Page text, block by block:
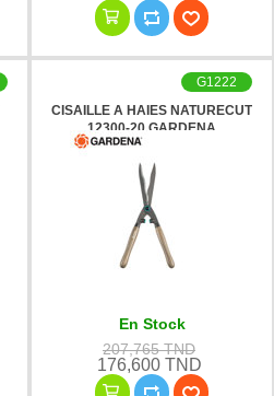
CISAILLE A HAIES NATURECUT
12300-20 GARDENA
G1222
En Stock
207,765 TND
176,600 TND